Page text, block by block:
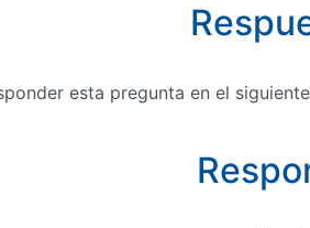
esta pregunta en el